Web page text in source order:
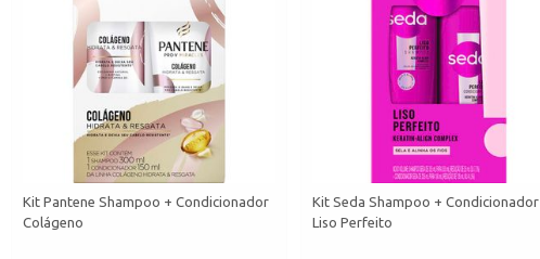
Kit Pantene Shampoo + Condicionador
Colágeno
Kit Seda Shampoo + Condicionador
Liso Perfeito